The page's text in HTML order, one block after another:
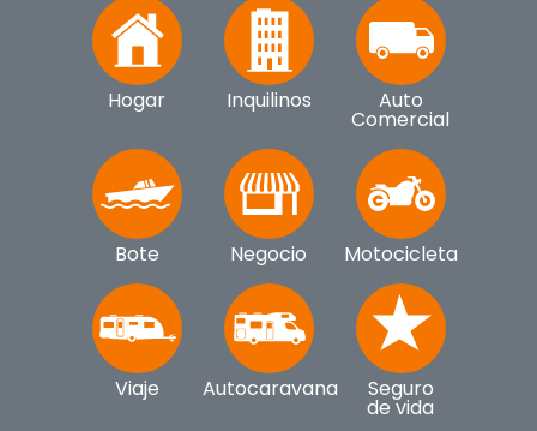
Hogar Inquilinos Auto
Comercial
Bote Negocio Motocicleta
Viaje Autocaravana Seguro
de vida